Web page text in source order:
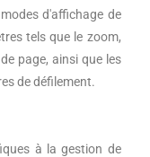
d'affichage de
tels que le zoom,
page, ainsi que les
de défilement.
à la gestion de